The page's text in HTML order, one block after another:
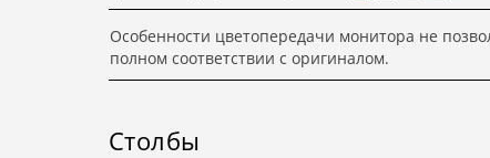
Особенности цветопередачи монитора не
полном соответствии с оригиналом.
Столбы